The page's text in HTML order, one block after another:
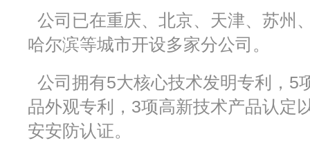
公司已在重庆、北京、天津、苏州
哈尔滨等城市开设多家分公司。
公司拥有5大核心技术发明专利， 5
品外观专利， 3项高新技术产品认定
安安防认证。